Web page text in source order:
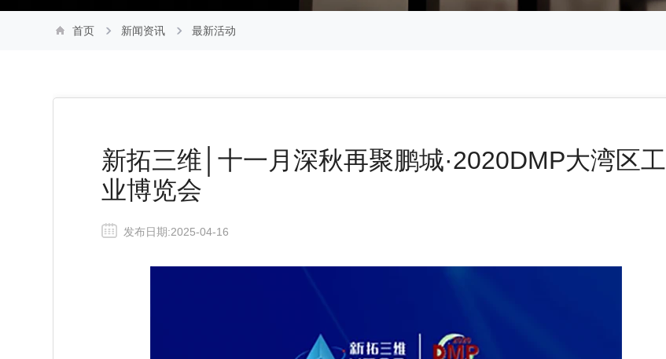
首页 新闻资讯 最新活动
新拓三维│十一月深秋再聚鹏城·2020DMP大湾区工
业博览会
发布日期:2025-04-16